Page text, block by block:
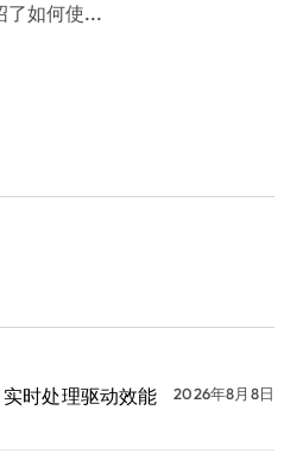
了如何使...
时处理驱动效能
2026年8月8日